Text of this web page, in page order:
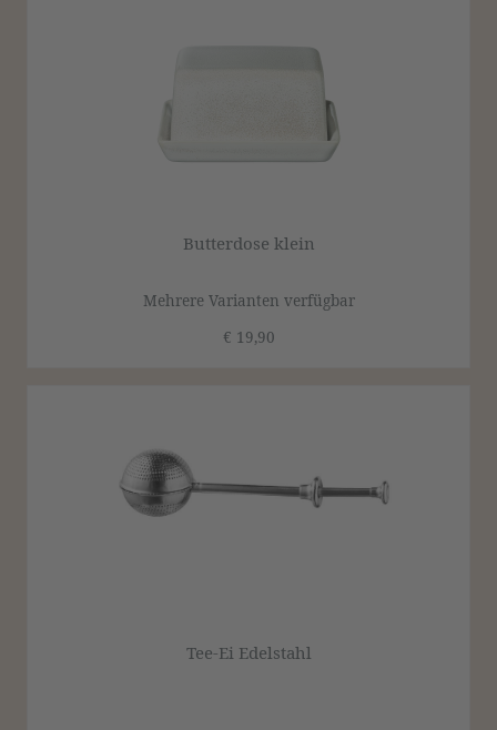
Butterdose klein
Mehrere Varianten verfügbar
€ 19,90
Tee-Ei Edelstahl